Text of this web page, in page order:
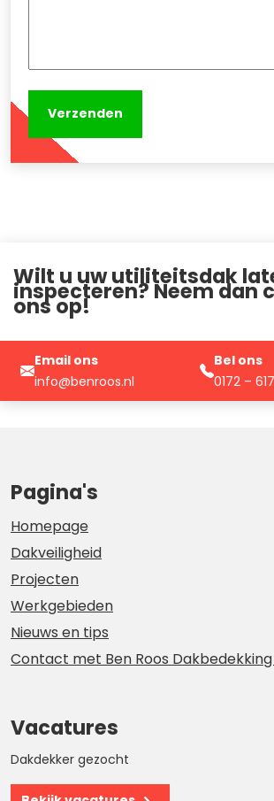
Wilt u uw utiliteitsdak
inspecteren? Neem dan
ons op!
Email ons
info@benroos.nl
Bel ons
0172 –
Pagina's
Homepage
Dakveiligheid
Projecten
Werkgebieden
Nieuws en tips
Contact met Ben Roos Dakbedekking
Vacatures
Dakdekker gezocht